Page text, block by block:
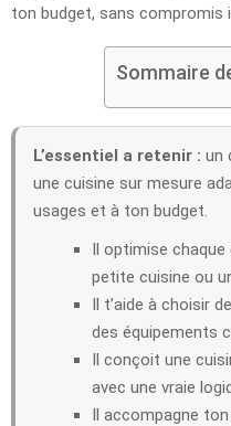
ton budget, sans compromis
Sommaire
L’essentiel a retenir : un
une cuisine sur mesure
usages et à ton budget.
Il optimise
petite cuisine ou
Il t’aide à choisir
des équipements
Il conçoit une
avec une vraie
Il accompagne